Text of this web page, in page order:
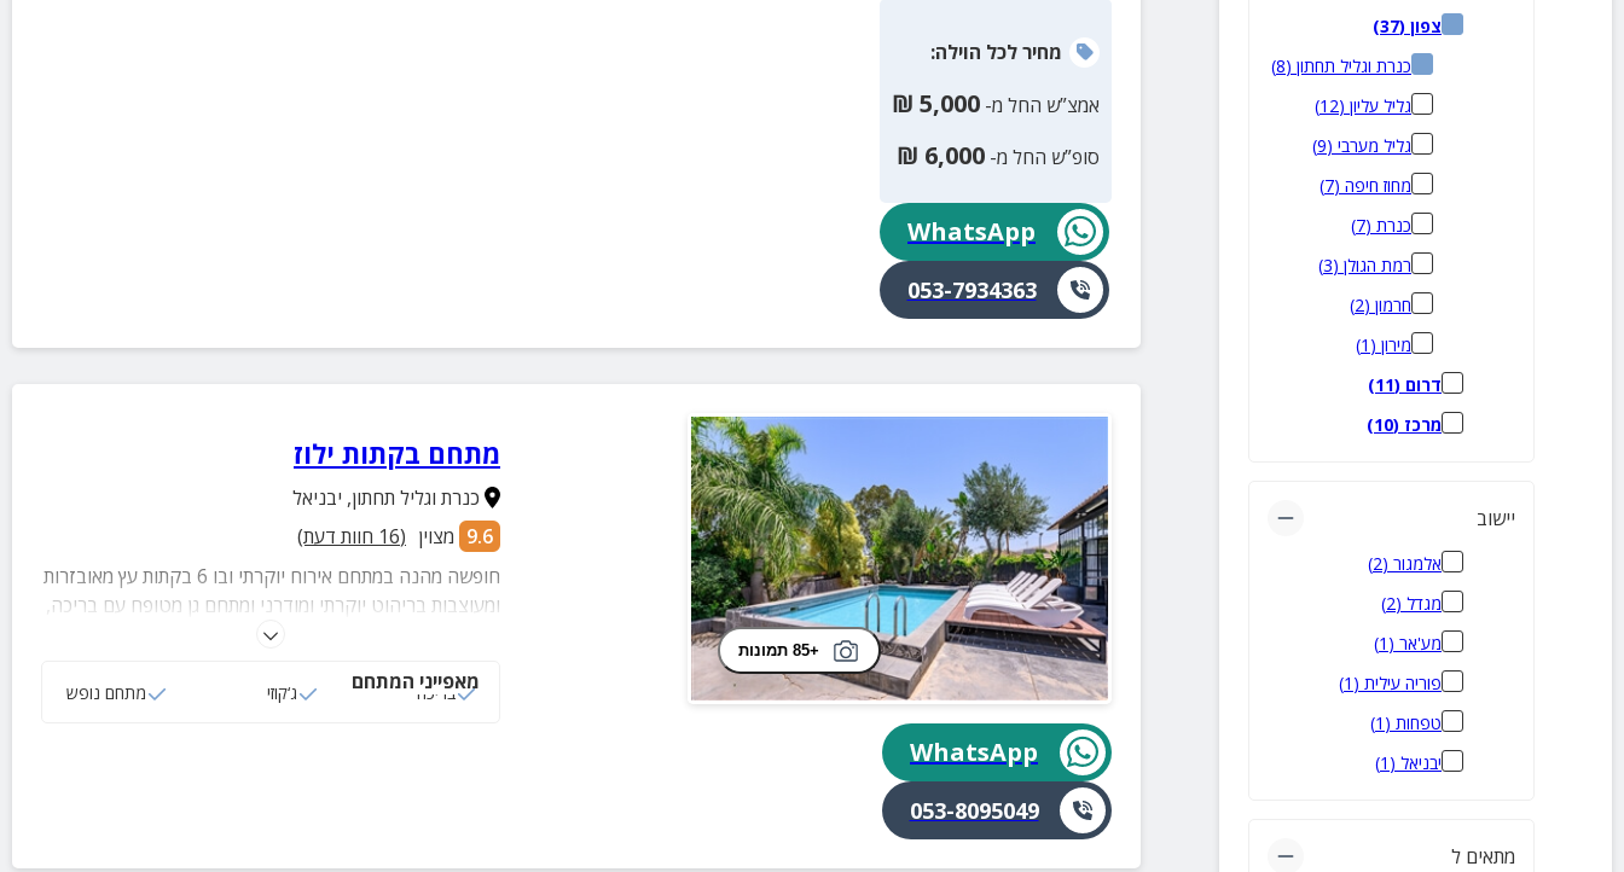
צפון (
37
)
כנרת וגליל תחתון (
8
)
גליל עליון (
12
)
גליל מערבי (
9
)
מחוז חיפה (
7
)
כנרת (
7
)
רמת הגולן (
3
)
חרמון (
2
)
מירון (
1
)
דרום (
11
)
מרכז (
10
)
יישוב
אלמגור (
2
)
מגדל (
2
)
מע'אר (
1
)
פוריה עילית (
1
)
טפחות (
1
)
יבניאל (
1
)
מתאים ל
מחירלכל הוילה:
אמצ”ש החל מ- 5,000
₪
סופ”ש החל מ- 6,000
₪
WhatsApp
053-7934363
+85 תמונות
מתחם בקתות ילוז
כנרת וגליל תחתון, יבניאל
9.6 מצוין (
16 חוות דעת)
חופשה מהנה במתחם אירוח יוקרתי ובו 6 בקתות עץ מאובזרות
ומעוצבות בריהוט יוקרתי ומודרני ומתחם גן מטופח עם בריכה,
מאפייני המתחם
בריכה ג‘קוזי מתחם נופש
WhatsApp
053-8095049